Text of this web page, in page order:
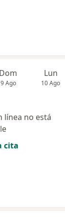
Dom
9 Ago
Lun
10 Ago
línea no está
cita